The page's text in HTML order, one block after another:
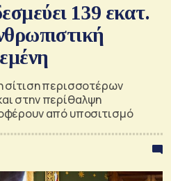
139 εκατ.
σίτιση περισσοτέρων
στην περίθαλψη
από υποσιτισμό